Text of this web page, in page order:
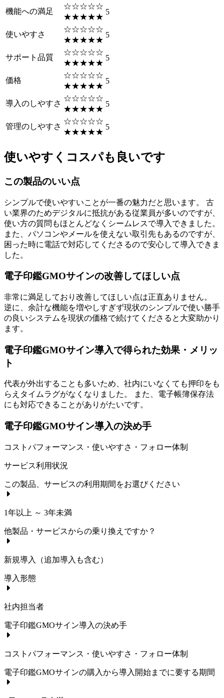
機能への満足
☆☆☆☆☆
★★★★★
5
使いやすさ
☆☆☆☆☆
★★★★★
5
サポート品質
☆☆☆☆☆
★★★★★
5
価格
☆☆☆☆☆
★★★★★
5
導入のしやすさ
☆☆☆☆☆
★★★★★
5
管理のしやすさ
☆☆☆☆☆
★★★★★
5
使いやすくコスパも良いです
この製品のいい点
シンプルで使いやすいことが一番の魅力だと思います。 古
い業界のためデジタルに抵抗がある従業員が多いのですが、
使い方の質問もほとんどなくシームレスで導入できました。
また、パソコンやメールを使えない取引先もあるのですが、
困った時に電話で対応してくださるので安心して導入できま
した。
電子印鑑GMOサインの改善してほしい点
非常に満足しており改善してほしい点は正直ありません。
逆に、余計な機能を増やしすぎず現状のシンプルで使い勝手
の良いシステムを現状の価格で続けてくださると大変助かり
ます。
電子印鑑GMOサイン導入で得られた効果・メリッ
ト
代表が外出することも多いため、社内にいなくても押印をも
らえタイムラグがなくなりました。 また、電子帳簿保存法
にも対応できることがありがたいです。
電子印鑑GMOサイン導入の決め手
コストパフォーマンス・使いやすさ・フォロー体制
サービス利用状況
この製品、サービスの利用期間をお選びください
1年以上 ～ 3年未満
他製品・サービスからの乗り換えですか？
新規導入（追加導入も含む）
導入形態
社内担当者
電子印鑑GMOサイン導入の決め手
コストパフォーマンス・使いやすさ・フォロー体制
電子印鑑GMOサインの購入から導入開始までに要する期間